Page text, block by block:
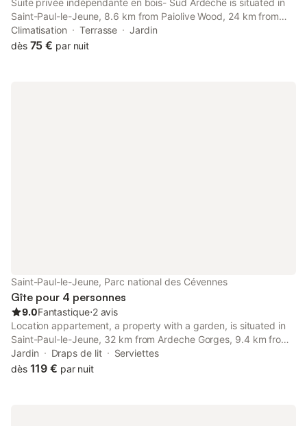
Suite privée indépendante en bois- Sud Ardèche is situated in
Saint-Paul-le-Jeune, 8.6 km from Paiolive Wood, 24 km from
The Casino Fumades les Bains, as well as 30 km from Chauvet
Cave.
Climatisation Terrasse
Jardin
dès 75 € par nuit
Saint-Paul-le-Jeune, Parc national des Cévennes
Gîte pour 4 personnes
9.0Fantastique⋅2 avis
Location appartement, a property with a garden, is situated in
Saint-Paul-le-Jeune, 32 km from Ardeche Gorges, 9.4 km from
Paiolive Wood, as well as 24 km from The Casino Fumades les
Bains.
Jardin Draps de lit
Serviettes
dès 119 € par nuit